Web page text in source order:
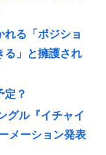
る「ポジショ
る」と擁護され
定？
グル『イチャイ
メーション発表